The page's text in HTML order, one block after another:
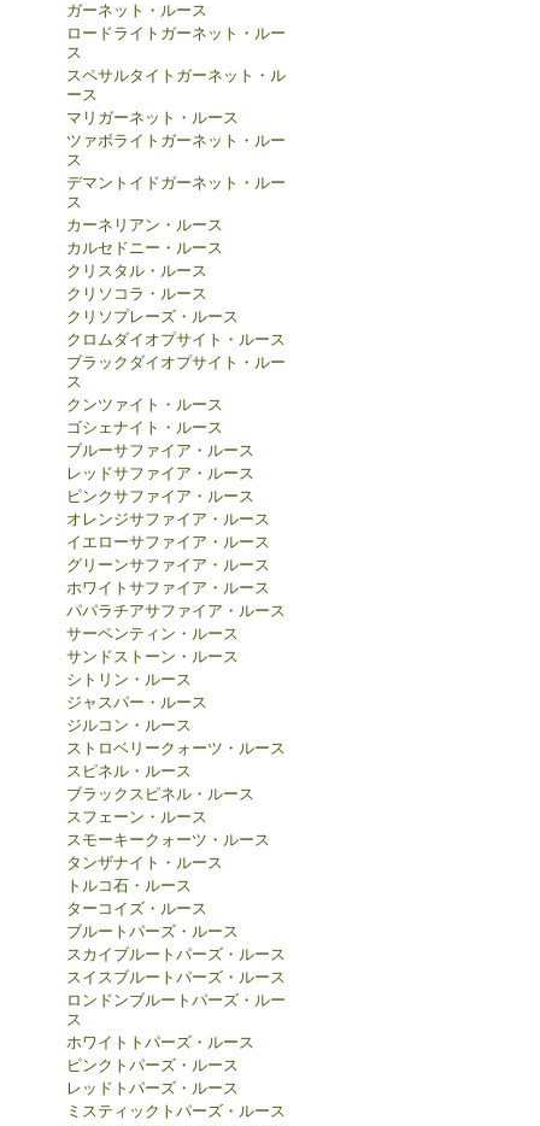
ガーネット・ルース
ロードライトガーネット・ルー
ス
スペサルタイトガーネット・ル
ース
マリガーネット・ルース
ツァボライトガーネット・ルー
ス
デマントイドガーネット・ルー
ス
カーネリアン・ルース
カルセドニー・ルース
クリスタル・ルース
クリソコラ・ルース
クリソプレーズ・ルース
クロムダイオプサイト・ルース
ブラックダイオプサイト・ルー
ス
クンツァイト・ルース
ゴシェナイト・ルース
ブルーサファイア・ルース
レッドサファイア・ルース
ピンクサファイア・ルース
オレンジサファイア・ルース
イエローサファイア・ルース
グリーンサファイア・ルース
ホワイトサファイア・ルース
パパラチアサファイア・ルース
サーペンティン・ルース
サンドストーン・ルース
シトリン・ルース
ジャスパー・ルース
ジルコン・ルース
ストロベリークォーツ・ルース
スピネル・ルース
ブラックスピネル・ルース
スフェーン・ルース
スモーキークォーツ・ルース
タンザナイト・ルース
トルコ石・ルース
ターコイズ・ルース
ブルートパーズ・ルース
スカイブルートパーズ・ルース
スイスブルートパーズ・ルース
ロンドンブルートパーズ・ルー
ス
ホワイトトパーズ・ルース
ピンクトパーズ・ルース
レッドトパーズ・ルース
ミスティックトパーズ・ルース